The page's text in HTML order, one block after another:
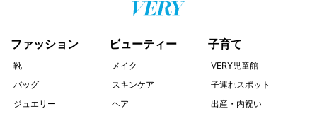
ファッション
靴
バッグ
ジュエリー
ビューティー
メイク
スキンケア
ヘア
子育て
VERY児童館
子連れスポット
出産・内祝い